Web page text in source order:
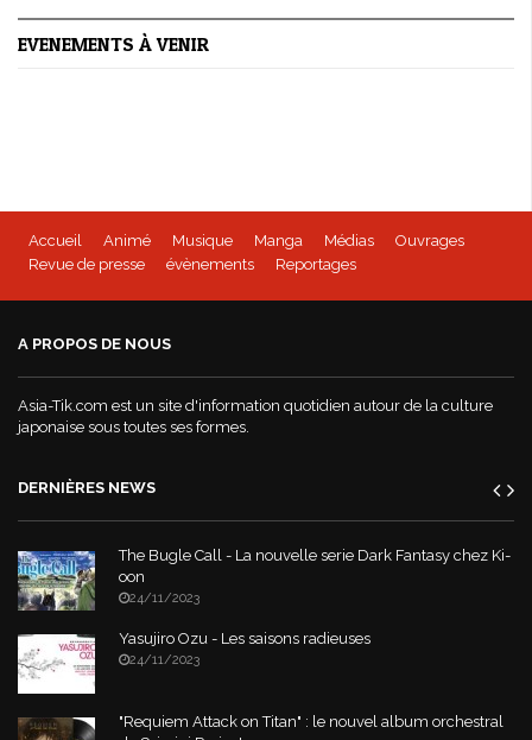
EVENEMENTS À VENIR
Accueil Animé Musique Manga Médias
Ouvrages
Revue de presse
évènements Reportages
A PROPOS DE NOUS
Asia-Tik.com est un site d'information quotidien autour de la culture
japonaise sous toutes ses formes.
DERNIÈRES NEWS
The Bugle Call - La nouvelle serie Dark Fantasy chez Ki-
oon
24/11/2023
Yasujiro Ozu - Les saisons radieuses
24/11/2023
"Requiem Attack on Titan" : le nouvel album orchestral